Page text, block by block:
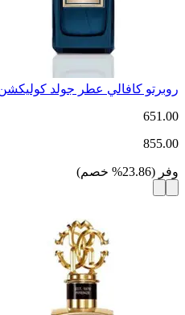
روبرتو كافالي عطر جولد كوليكشن
651.00
855.00
وفر (
23.86
% خصم)